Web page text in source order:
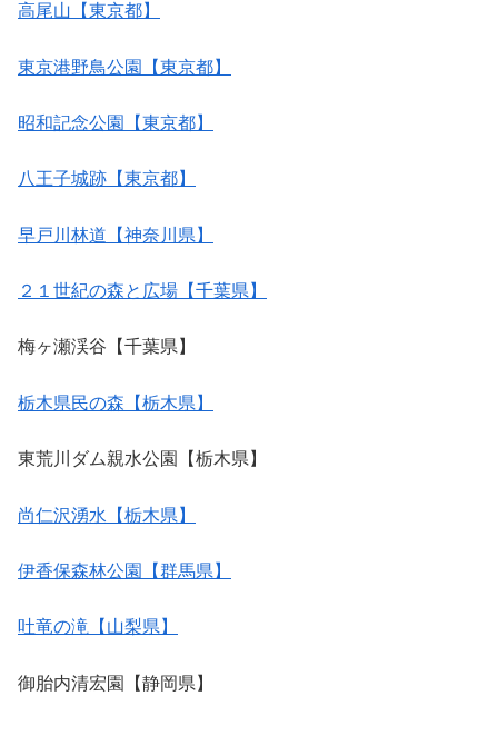
高尾山【東京都】
東京港野鳥公園【東京都】
昭和記念公園【東京都】
八王子城跡【東京都】
早戸川林道【神奈川県】
２１世紀の森と広場【千葉県】
梅ヶ瀬渓谷【千葉県】
栃木県民の森【栃木県】
東荒川ダム親水公園【栃木県】
尚仁沢湧水【栃木県】
伊香保森林公園【群馬県】
吐竜の滝【山梨県】
御胎内清宏園【静岡県】